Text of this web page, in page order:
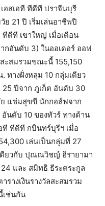
อสเอที ทีดีที ปราจีนบุรี
21 ปี เริ่มเล่นอาชีพปี
ทีดีที เขาใหญ่ เมื่อเดือน
อันดับ 3) ในออเดอร์ ออฟ
สะสมรวมขณะนี้ 155,150
. ทางฝั่งหลุม 10 กลุ่มเดียว
25 ปีจาก ภูเก็ต อันดับ 30
ย แช่มสุขขี นักกอล์ฟจาก
อันดับ 10 ของทัวร์ ทางด้าน
ทีดีที กบินทร์บุรีฯ เมื่อ
เล่นเป็นกลุ่มที่ 27
ดียวกับ ปุณณวิชญ์ ฮิรายามา
และ สมิทธิ ธีระตระกูล
างเงินรางวัลสะสมรวม
เช่นกัน